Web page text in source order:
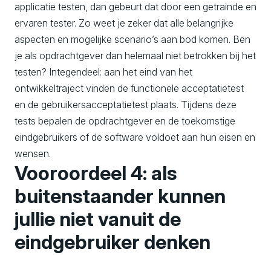
applicatie testen, dan gebeurt dat door een getrainde en
ervaren tester. Zo weet je zeker dat alle belangrijke
aspecten en mogelijke scenario’s aan bod komen. Ben
je als opdrachtgever dan helemaal niet betrokken bij het
testen? Integendeel: aan het eind van het
ontwikkeltraject vinden de functionele acceptatietest
en de gebruikersacceptatietest plaats. Tijdens deze
tests bepalen de opdrachtgever en de toekomstige
eindgebruikers of de software voldoet aan hun eisen en
wensen.
Vooroordeel 4: als
buitenstaander kunnen
jullie niet vanuit de
eindgebruiker denken